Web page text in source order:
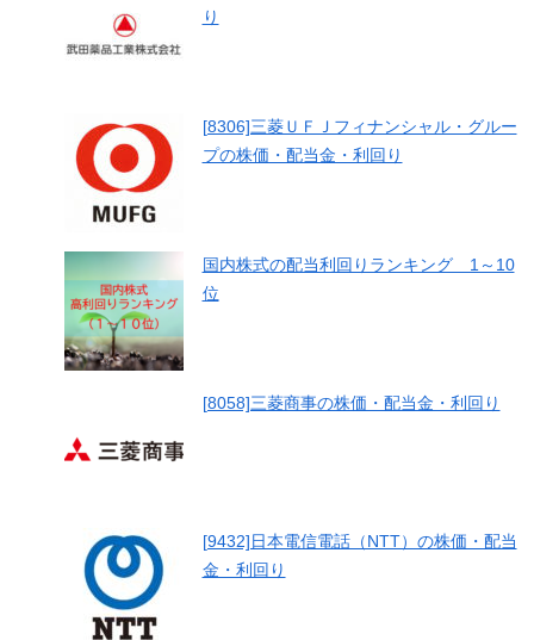
り
[8306]三菱ＵＦＪフィナンシャル・グルー
プの株価・配当金・利回り
国内株式の配当利回りランキング 1～10
位
[8058]三菱商事の株価・配当金・利回り
[9432]日本電信電話（NTT）の株価・配当
金・利回り